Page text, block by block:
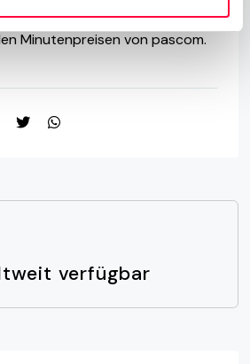
Minutenpreisen von pascom.
verfügbar